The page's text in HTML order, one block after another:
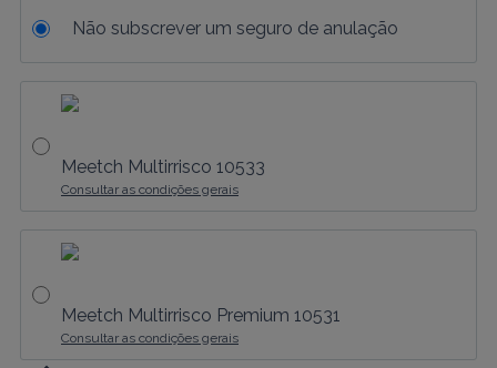
Não subscrever um seguro de anulação
Meetch Multirrisco 10533
Consultar as condições gerais
Meetch Multirrisco Premium 10531
Consultar as condições gerais